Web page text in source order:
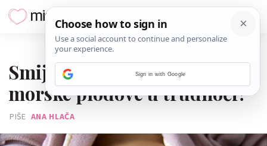
Smiju li trudnice jesti ribu i
morske plodove u trudnoći?
PIŠE ANA HLAČA
Sign in with Google